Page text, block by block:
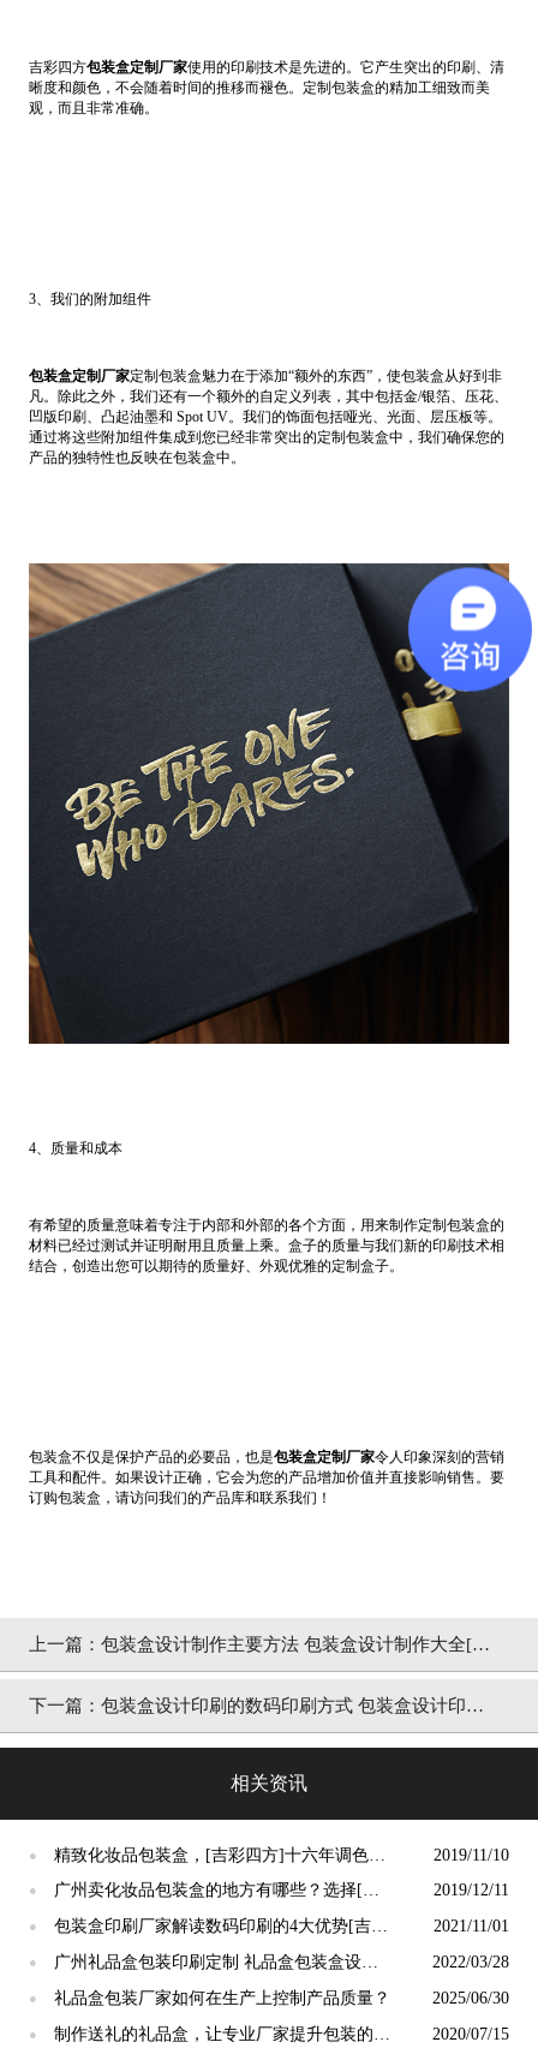
吉彩四方包装盒定制厂家使用的印刷技术是先进的。它产生突出的印刷、清
晰度和颜色，不会随着时间的推移而褪色。定制包装盒的精加工细致而美
观，而且非常准确。
3、我们的附加组件
包装盒定制厂家定制包装盒魅力在于添加“额外的东西”，使包装盒从好到非
凡。除此之外，我们还有一个额外的自定义列表，其中包括金/银箔、压花、
凹版印刷、凸起油墨和 Spot UV。我们的饰面包括哑光、光面、层压板等。
通过将这些附加组件集成到您已经非常突出的定制包装盒中，我们确保您的
产品的独特性也反映在包装盒中。
4、质量和成本
有希望的质量意味着专注于内部和外部的各个方面，用来制作定制包装盒的
材料已经过测试并证明耐用且质量上乘。盒子的质量与我们新的印刷技术相
结合，创造出您可以期待的质量好、外观优雅的定制盒子。
包装盒不仅是保护产品的必要品，也是包装盒定制厂家令人印象深刻的营销
工具和配件。如果设计正确，它会为您的产品增加价值并直接影响销售。要
订购包装盒，请访问我们的产品库和联系我们！
上一篇： 包装盒设计制作主要方法 包装盒设计制作大全[吉
彩四方]
下一篇： 包装盒设计印刷的数码印刷方式 包装盒设计印刷
相关资讯
●
精致化妆品包装盒，[吉彩四方]十六年调色工
程师保证印刷的精致
2019/11/10
●
广州卖化妆品包装盒的地方有哪些？选择[吉
彩四方]的几大优势
2019/12/11
●
包装盒印刷厂家解读数码印刷的4大优势[吉彩
四方]
2021/11/01
●
广州礼品盒包装印刷定制 礼品盒包装盒设计
印刷[吉彩四方]
2022/03/28
● 礼品盒包装厂家如何在生产上控制产品质量？ 2025/06/30
● 制作送礼的礼品盒，让专业厂家提升包装的价 2020/07/15